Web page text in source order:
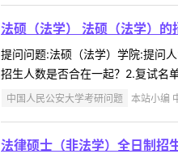
法硕（法学） 法硕（法学）
提问问题:法硕（法学）学院:提问
招生人数是否合在一起？2.复试名
中国人民公安大学考研问题 本站小编
法律硕士（非法学）全日制